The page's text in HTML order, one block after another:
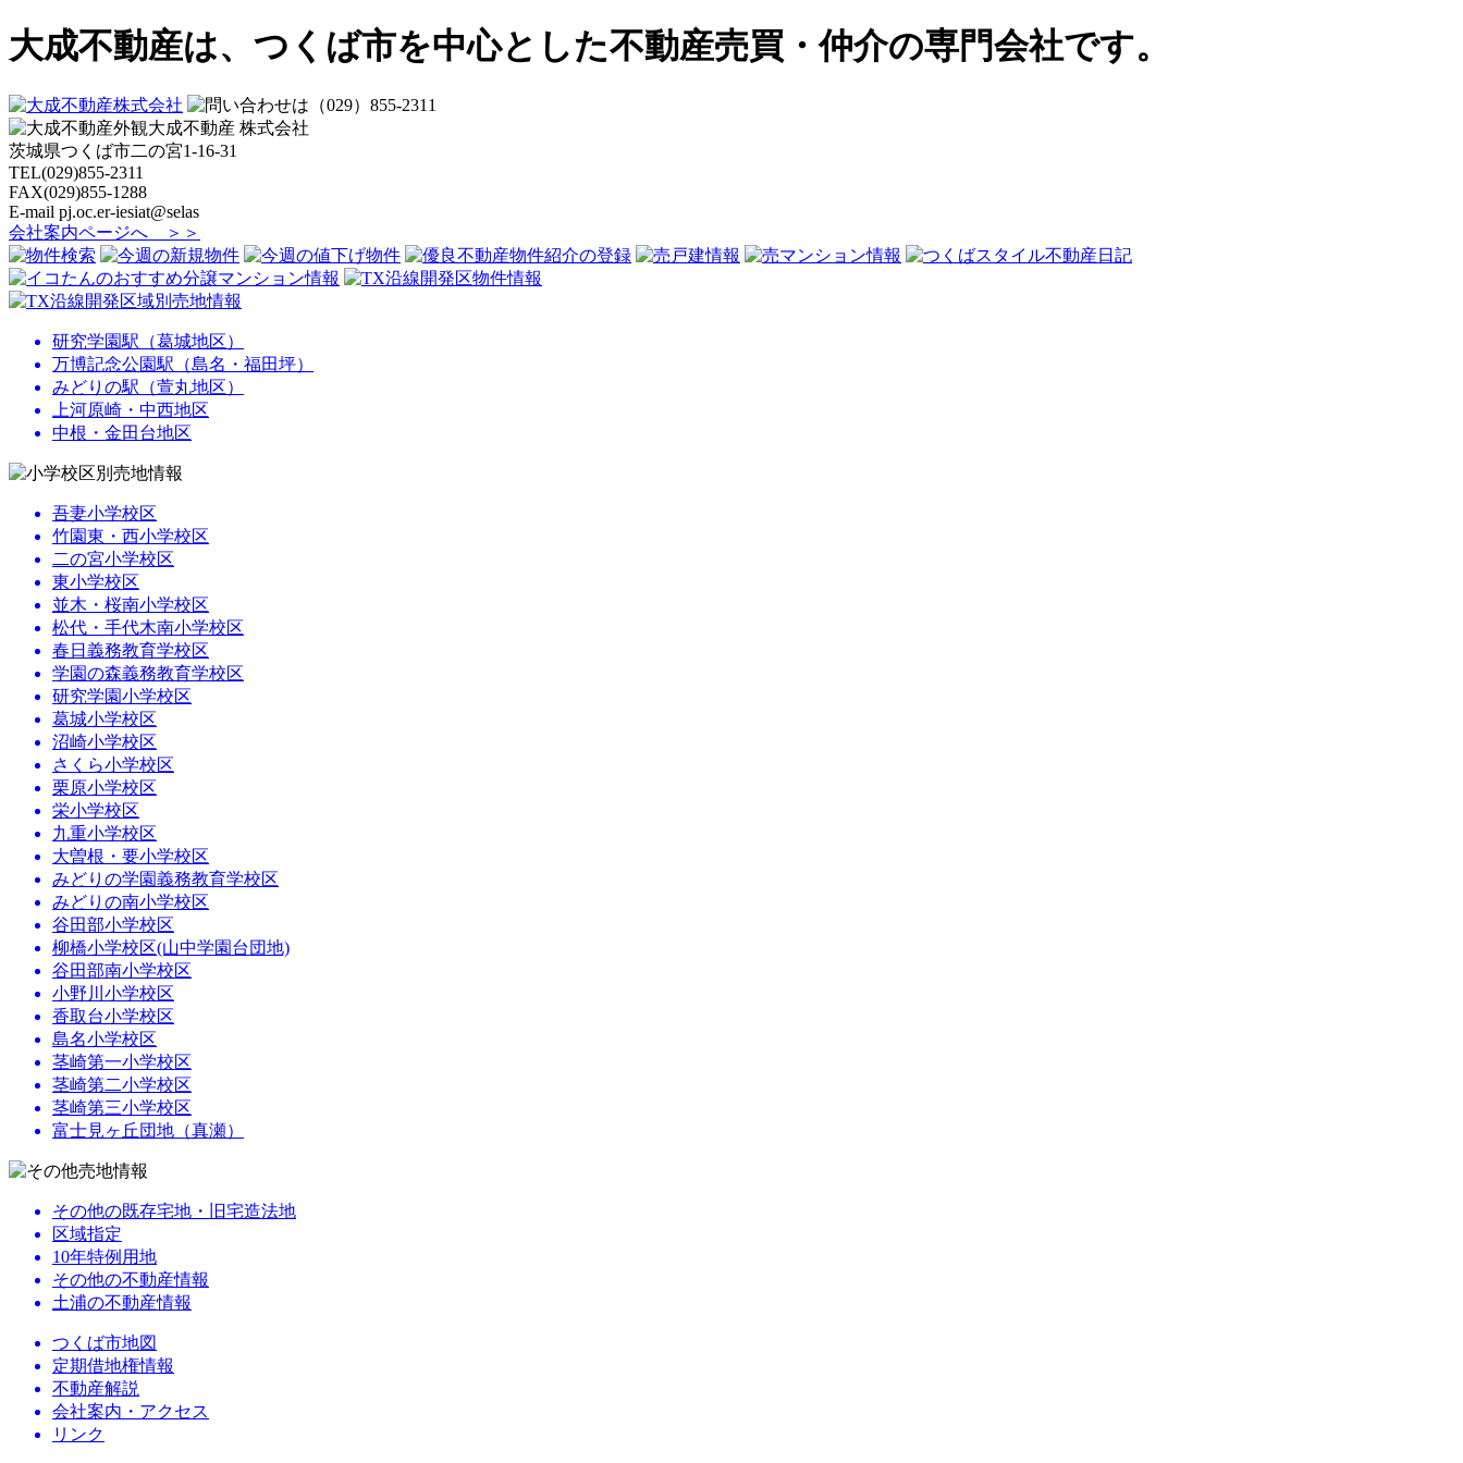
大成不動産は、つくば市を中心とした不動産売買・仲介の専門会社です。
大成不動産 株式会社
茨城県つくば市二の宮1-16-31
TEL(029)855-2311
FAX(029)855-1288
E-mail pj.oc.er-iesiat@selas
会社案内ページへ ＞＞
研究学園駅（葛城地区）
万博記念公園駅（島名・福田坪）
みどりの駅（萱丸地区）
上河原崎・中西地区
中根・金田台地区
吾妻小学校区
竹園東・西小学校区
二の宮小学校区
東小学校区
並木・桜南小学校区
松代・手代木南小学校区
春日義務教育学校区
学園の森義務教育学校区
研究学園小学校区
葛城小学校区
沼崎小学校区
さくら小学校区
栗原小学校区
栄小学校区
九重小学校区
大曽根・要小学校区
みどりの学園義務教育学校区
みどりの南小学校区
谷田部小学校区
柳橋小学校区(山中学園台団地)
谷田部南小学校区
小野川小学校区
香取台小学校区
島名小学校区
茎崎第一小学校区
茎崎第二小学校区
茎崎第三小学校区
富士見ヶ丘団地（真瀬）
その他の既存宅地・旧宅造法地
区域指定
10年特例用地
その他の不動産情報
土浦の不動産情報
つくば市地図
定期借地権情報
不動産解説
会社案内・アクセス
リンク